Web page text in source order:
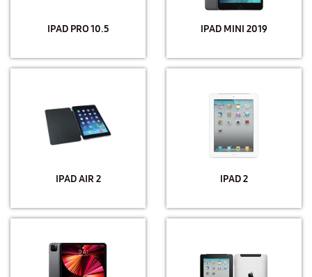
IPAD PRO 10.5 IPAD MINI 2019
IPAD AIR 2 IPAD 2